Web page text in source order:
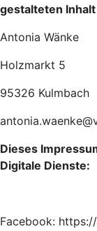
gestalteten
Antonia Wänke
Holzmarkt 5
95326 Kulmbach
Dieses
Digitale Dienste:
Facebook: